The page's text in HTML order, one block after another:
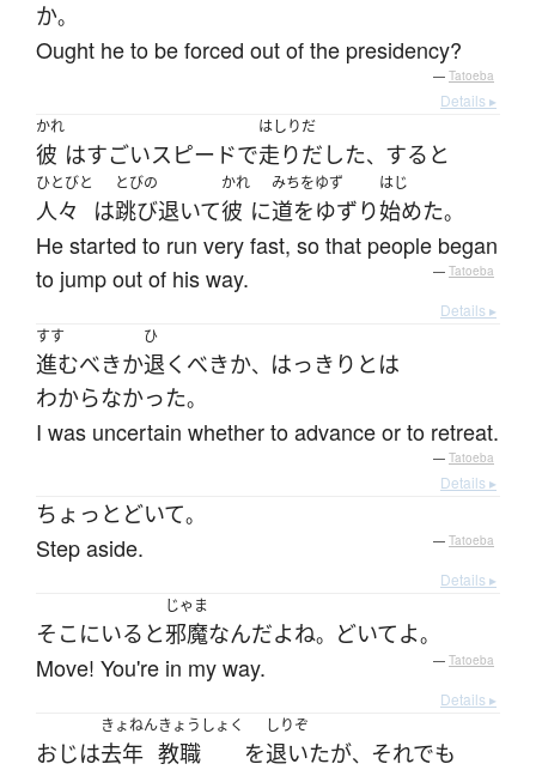
か。
Ought he to be forced out of the presidency?
— Tatoeba
Details ▸
かれ
彼 はすごいスピードで
はしりだ
走りだした、 すると
ひとびと
人々 は
とびの
跳び退いて
かれ
彼 に
みちをゆず
道をゆずり
はじ
始めた。
He started to run very fast, so that people began
to jump out of his way.
— Tatoeba
Details ▸
すす
進むべきか
ひ
退く べきか、 はっきりとは
わからなかった。
I was uncertain whether to advance or to retreat.
— Tatoeba
Details ▸
ちょっと どいて。
Step aside. — Tatoeba
Details ▸
そこ にいる と
じゃま
邪魔なんだよね。 どいてよ。
Move! You're in my way. — Tatoeba
Details ▸
おじは
きょねん
去年
きょうしょく
教職 を
しりぞ
退いたが、 それでも